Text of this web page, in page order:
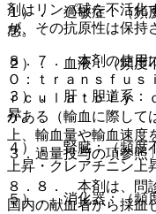
剤はリンパ球を不活化
が、その抗原性は保持
８．７． 本剤の使用
Ｏ：ｔｒａｎｓｆｕ
ｒｃｕｌａｔｏｒｙ
がある（輸血に際して
上、輸血量や輸血速度
３．過量投与の項参照
８．８． 本剤は、問
国内の献血者から採血
１）． 過敏症：（頻
感。
２）． 血液：（頻度
３）． 肝・胆道系：
昇。
４）． 腎臓：（頻度
上昇・クレアチニン上
５）． 消化器：（頻